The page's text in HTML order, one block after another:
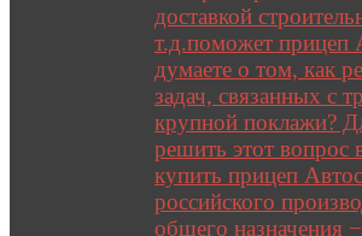
доставкой
т.д.поможет прицеп
думаете о том, как
задач, связанных с
крупной поклажи?
решить этот вопрос
купить прицеп
российского
общего назначения